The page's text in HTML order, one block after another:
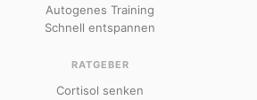
Autogenes Training
Schnell entspannen
RATGEBER
Cortisol senken